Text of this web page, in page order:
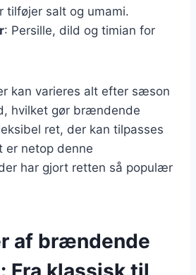
tilføjer salt og umami.
: Persille, dild og timian for
kan varieres alt efter sæson
hvilket gør brændende
ret, der kan tilpasses
er netop denne
har gjort retten så populær
af brændende